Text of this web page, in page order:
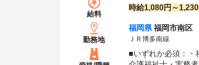
給料
時給1,080円～1,230
勤務地
福岡県 福岡市南区
ＪＲ博多南線
■いずれか必須：・